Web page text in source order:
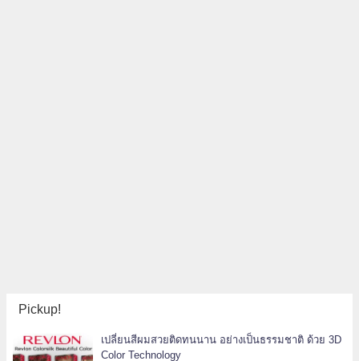
Pickup!
เปลี่ยนสีผมสวยติดทนนาน อย่างเป็นธรรมชาติ ด้วย 3D
Color Technology